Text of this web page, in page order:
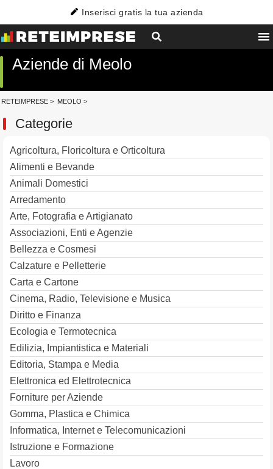
Inserisci gratis la tua azienda
Aziende di Meolo
RETEIMPRESE > MEOLO >
Categorie
Agricoltura, Floricoltura e Orticoltura
Alimenti e Bevande
Animali Domestici
Arredamento
Arte, Fotografia e Artigianato
Associazioni, Enti e Agenzie
Bellezza e Cosmesi
Calzature e Pelletterie
Carta e Cartone
Cinema, Radio, Televisione e Musica
Diritto e Finanza
Ecologia e Termotecnica
Edilizia, Impiantistica e Materiali
Editoria, Stampa e Media
Elettronica ed Elettrotecnica
Forniture per Aziende
Gomma, Plastica e Chimica
Informatica, Internet e Telecomunicazioni
Istruzione e Formazione
Lavoro